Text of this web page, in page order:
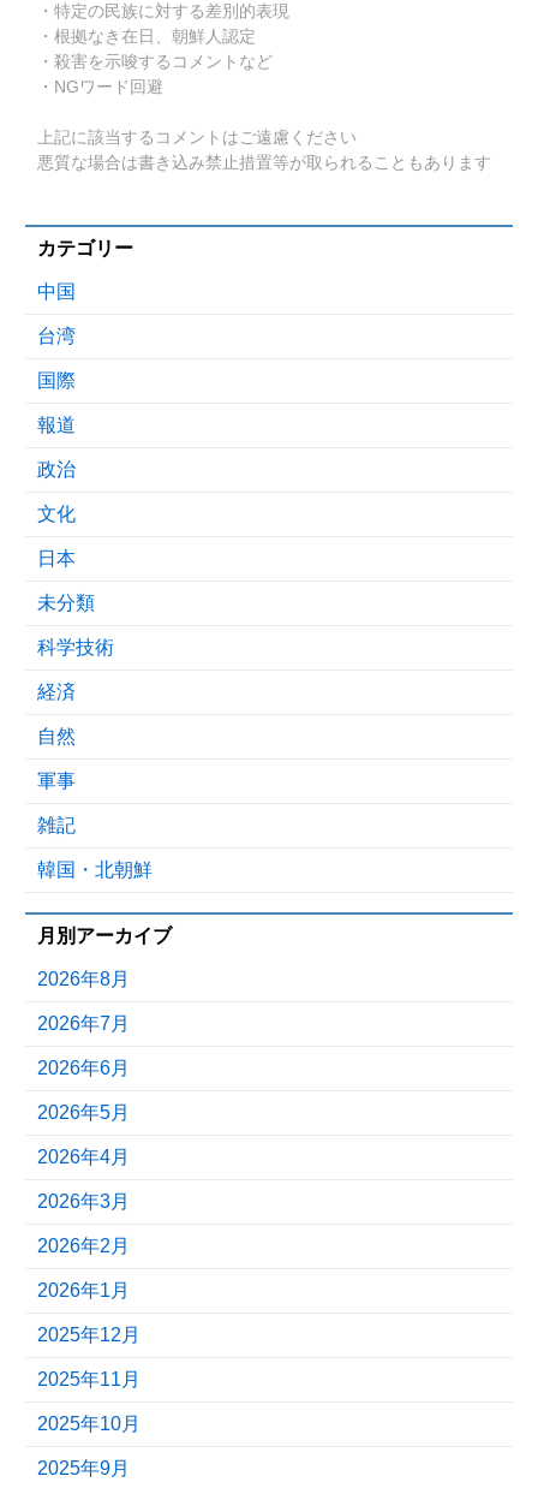
・特定の民族に対する差別的表現
・根拠なき在日、朝鮮人認定
・殺害を示唆するコメントなど
・NGワード回避
上記に該当するコメントはご遠慮ください
悪質な場合は書き込み禁止措置等が取られることもあります
カテゴリー
中国
台湾
国際
報道
政治
文化
日本
未分類
科学技術
経済
自然
軍事
雑記
韓国・北朝鮮
月別アーカイブ
2026年8月
2026年7月
2026年6月
2026年5月
2026年4月
2026年3月
2026年2月
2026年1月
2025年12月
2025年11月
2025年10月
2025年9月